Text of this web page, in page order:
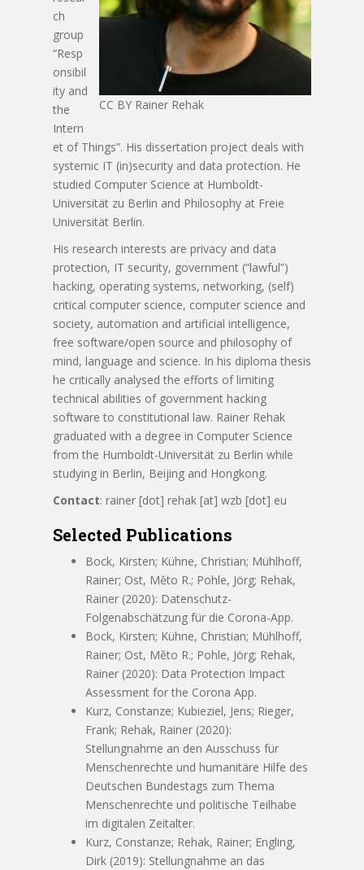
CC BY Rainer Rehak
ch
group
“Resp
onsibil
ity and
the
Intern
et of Things”. His dissertation project deals with
systemic IT (in)security and data protection. He
studied Computer Science at Humboldt-
Universität zu Berlin and Philosophy at Freie
Universität Berlin.
His research interests are privacy and data
protection, IT security, government (“lawful”)
hacking, operating systems, networking, (self)
critical computer science, computer science and
society, automation and artificial intelligence,
free software/open source and philosophy of
mind, language and science. In his diploma thesis
he critically analysed the efforts of limiting
technical abilities of government hacking
software to constitutional law. Rainer Rehak
graduated with a degree in Computer Science
from the Humboldt-Universität zu Berlin while
studying in Berlin, Beijing and Hongkong.
Contact: rainer [dot] rehak [at] wzb [dot] eu
Selected Publications
Bock, Kirsten; Kühne, Christian; Mühlhoff,
Rainer; Ost, Měto R.; Pohle, Jörg; Rehak,
Rainer (2020): Datenschutz-
Folgenabschätzung für die Corona-App.
Bock, Kirsten; Kühne, Christian; Mühlhoff,
Rainer; Ost, Měto R.; Pohle, Jörg; Rehak,
Rainer (2020): Data Protection Impact
Assessment for the Corona App.
Kurz, Constanze; Kubieziel, Jens; Rieger,
Frank; Rehak, Rainer (2020):
Stellungnahme an den Ausschuss für
Menschenrechte und humanitäre Hilfe des
Deutschen Bundestags zum Thema
Menschenrechte und politische Teilhabe
im digitalen Zeitalter.
Kurz, Constanze; Rehak, Rainer; Engling,
Dirk (2019): Stellungnahme an das